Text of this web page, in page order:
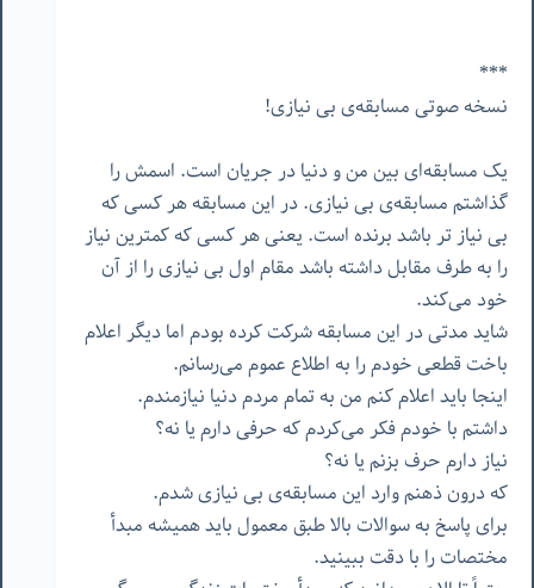
*
**
نسخه صوتی مسابقه‌ی بی نیازی!
یک مسابقه‌ای بین من و دنیا در جریان است. اسمش را
گذاشتم مسابقه‌ی بی نیازی. در این مسابقه هر کسی که
بی نیاز تر باشد برنده است. یعنی هر کسی که کمترین نیاز
را به طرف مقابل داشته باشد مقام اول بی نیازی را از آن
خود می‌کند.
شاید مدتی در این مسابقه شرکت کرده بودم اما دیگر اعلام
باخت قطعی خودم را به اطلاع عموم می‌رسانم.
اینجا باید اعلام کنم من به تمام مردم دنیا نیازمندم.
داشتم با خودم فکر می‌کردم که حرفی دارم یا نه؟
نیاز دارم حرف بزنم یا نه؟
که درون ذهنم وارد این مسابقه‌ی بی نیازی شدم.
برای پاسخ به سوالات بالا طبق معمول باید همیشه مبدأ
مختصات را با دقت ببینید.